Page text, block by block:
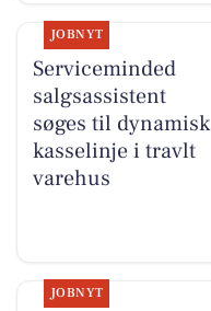
JOBNYT
Serviceminded
salgsassistent
søges til dynamisk
kasselinje i travlt
varehus
JOBNYT